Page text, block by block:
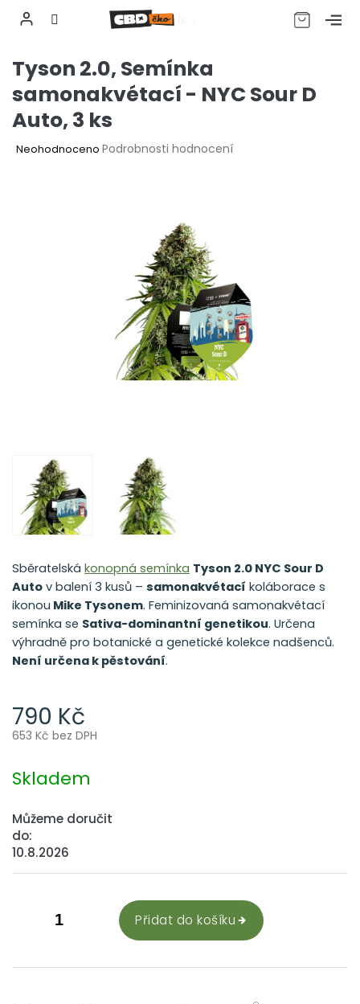
na
obsah
CZK
Tyson 2.0, Semínka
samonakvétací - NYC Sour D
Auto, 3 ks
Průměrné
Neohodnoceno Podrobnosti hodnocení
790 Kč
653 Kč bez DPH
cena:
Skladem
Můžeme doručit
do:
10.8.2026
Přidat do košíku
Sběratelská konopná semínka Tyson 2.0 NYC Sour D
Auto v balení 3 kusů – samonakvétací koláborace s
ikonou Mike Tysonem. Feminizovaná samonakvétací
semínka se Sativa-dominantní genetikou. Určena
výhradně pro botanické a genetické kolekce nadšenců.
Není určena k pěstování.